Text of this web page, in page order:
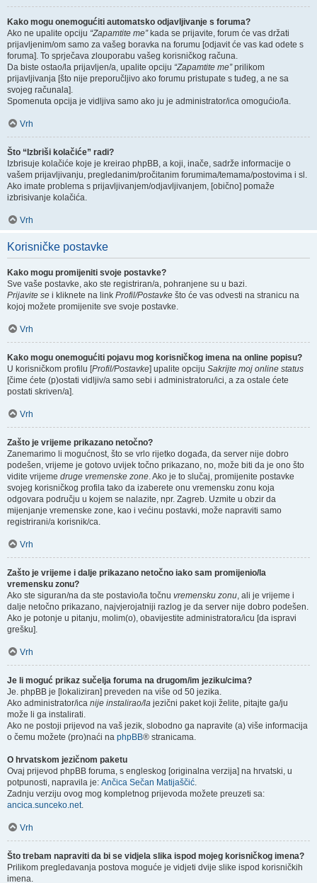
Kako mogu onemogućiti automatsko odjavljivanje s foruma?
Ako ne upalite opciju “Zapamtite me”kada se prijavite, forum će vas držati
prijavljenim/om samo za vašeg boravka na forumu [odjavit će vas kad odete s
foruma]. To sprječava zlouporabu vašeg korisničkog računa.
Da biste ostao/la prijavljen/a, upalite opciju “Zapamtite me”prilikom
prijavljivanja [što nije preporučljivo ako forumu pristupate s tuđeg, a ne sa
svojeg računala].
Spomenuta opcija je vidljiva samo ako ju je administrator/ica omogućio/la.
Vrh
Što “Izbriši kolačiće” radi?
Izbrisuje kolačiće koje je kreirao phpBB, a koji, inače, sadrže informacije o
vašem prijavljivanju, pregledanim/pročitanim forumima/temama/postovima i sl.
Ako imate problema s prijavljivanjem/odjavljivanjem, [obično] pomaže
izbrisivanje kolačića.
Vrh
Korisničke postavke
Kako mogu promijeniti svoje postavke?
Sve vaše postavke, ako ste registriran/a, pohranjene su u bazi.
Prijavite se i kliknete na link Profil/Postavke što će vas odvesti na stranicu na
kojoj možete promijenite sve svoje postavke.
Vrh
Kako mogu onemogućiti pojavu mog korisničkog imena na online popisu?
U korisničkom profilu [Profil/Postavke] upalite opciju Sakrijte moj online status
[čime ćete (p)ostati vidljiv/a samo sebi i administratoru/ici, a za ostale ćete
postati skriven/a].
Vrh
Zašto je vrijeme prikazano netočno?
Zanemarimo li mogućnost, što se vrlo rijetko događa, da server nije dobro
podešen, vrijeme je gotovo uvijek točno prikazano, no, može biti da je ono što
vidite vrijeme druge vremenske zone. Ako je to slučaj, promijenite postavke
svojeg korisničkog profila tako da izaberete onu vremensku zonu koja
odgovara području u kojem se nalazite, npr. Zagreb. Uzmite u obzir da
mijenjanje vremenske zone, kao i većinu postavki, može napraviti samo
registrirani/a korisnik/ca.
Vrh
Zašto je vrijeme i dalje prikazano netočno iako sam promijenio/la
vremensku zonu?
Ako ste siguran/na da ste postavio/la točnu vremensku zonu, ali je vrijeme i
dalje netočno prikazano, najvjerojatniji razlog je da server nije dobro podešen.
Ako je potonje u pitanju, molim(o), obavijestite administratora/icu [da ispravi
grešku].
Vrh
Je li moguć prikaz sučelja foruma na drugom/im jeziku/cima?
Je. phpBB je [lokaliziran] preveden na više od 50 jezika.
Ako administrator/ica nije instalirao/la jezični paket koji želite, pitajte ga/ju
može li ga instalirati.
Ako ne postoji prijevod na vaš jezik, slobodno ga napravite (a) više informacija
o čemu možete (pro)naći na phpBB® stranicama.
O hrvatskom jezičnom paketu
Ovaj prijevod phpBB foruma, s engleskog [originalna verzija] na hrvatski, u
potpunosti, napravila je: Ančica Sečan Matijaščić.
Zadnju verziju ovog mog kompletnog prijevoda možete preuzeti sa:
ancica.sunceko.net.
Vrh
Što trebam napraviti da bi se vidjela slika ispod mojeg korisničkog imena?
Prilikom pregledavanja postova moguće je vidjeti dvije slike ispod korisničkih
imena.